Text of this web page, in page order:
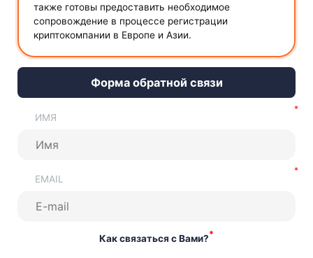
также готовы предоставить необходимое
сопровождение в процессе регистрации
криптокомпании в Европе и Азии.
Форма обратной связи
ИМЯ
EMAIL
Как связаться с Вами?*